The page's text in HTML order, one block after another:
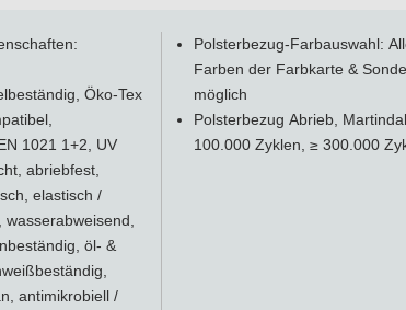
Öko-Tex
1021 1+2, UV
abriebfest,
elastisch /
öl- &
antimikrobiell /
Polsterbezug-Farbauswahl:
Farben der Farbkarte &
möglich
Polsterbezug Abrieb,
100.000 Zyklen, ≥ 300.000